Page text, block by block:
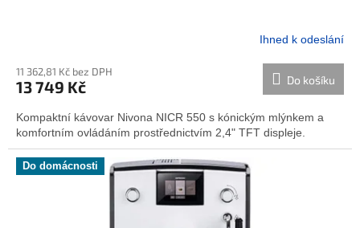
Ihned k odeslání
11 362,81 Kč bez DPH
13 749 Kč Do košíku
Kompaktní kávovar Nivona NICR 550 s kónickým mlýnkem a
komfortním ovládáním prostřednictvím 2,4" TFT displeje.
Do domácnosti